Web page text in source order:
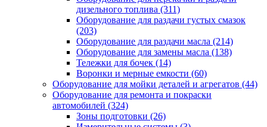
дизельного топлива (311)
Оборудование для раздачи густых смазок
(203)
Оборудование для раздачи масла (214)
Оборудование для замены масла (138)
Тележки для бочек (14)
Воронки и мерные емкости (60)
Оборудование для мойки деталей и агрегатов (44)
Оборудование для ремонта и покраски
автомобилей (324)
Зоны подготовки (26)